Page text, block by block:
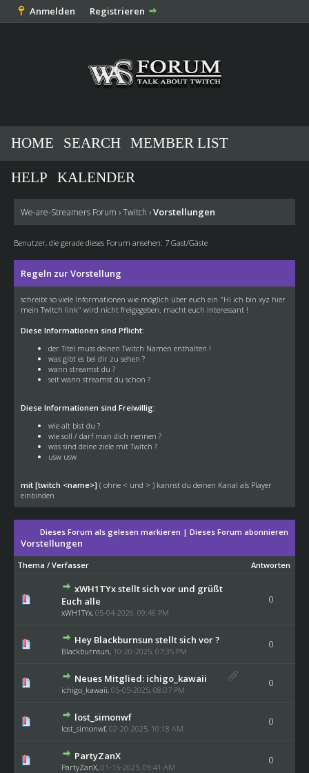
Anmelden Registrieren
HOME SEARCH MEMBER LIST
HELP KALENDER
We-are-Streamers Forum ›Twitch ›Vorstellungen
Benutzer, die gerade dieses Forum ansehen: 7 Gast/Gäste
Regeln zur Vorstellung
schreibt so viele Informationen wie möglich über euch ein "Hi ich bin xyz hier
mein Twitch link" wird nicht freigegeben. macht euch interessant !
Diese Informationen sind Pflicht:
der Titel muss deinen Twitch Namen enthalten !
was gibt es bei dir zu sehen ?
wann streamst du ?
seit wann streamst du schon ?
Diese Informationen sind Freiwillig:
wie alt bist du ?
wie soll / darf man dich nennen ?
was sind deine ziele mit Twitch ?
usw usw
mit [twitch <name>] ( ohne < und > ) kannst du deinen Kanal als Player
einbinden
Dieses Forum als gelesen markieren | Dieses Forum abonnieren
Vorstellungen
Thema / Verfasser Antworten
xWH1TYx stellt sich vor und grüßt
Euch alle
xWH1TYx, 05-04-2026, 09:46 PM
0
Hey Blackburnsun stellt sich vor ?
Blackburnsun, 10-20-2025, 07:35 PM
0
Neues Mitglied: ichigo_kawaii
ichigo_kawaii, 05-05-2025, 08:07 PM
0
lost_simonwf
lost_simonwf, 02-20-2025, 10:18 AM
0
PartyZanX
PartyZanX, 01-15-2025, 09:41 AM
0